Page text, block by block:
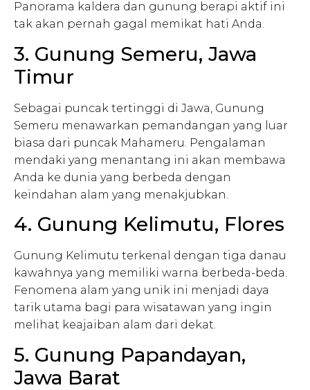
Panorama kaldera dan gunung berapi aktif ini
tak akan pernah gagal memikat hati Anda.
3. Gunung Semeru, Jawa
Timur
Sebagai puncak tertinggi di Jawa, Gunung
Semeru menawarkan pemandangan yang luar
biasa dari puncak Mahameru. Pengalaman
mendaki yang menantang ini akan membawa
Anda ke dunia yang berbeda dengan
keindahan alam yang menakjubkan.
4. Gunung Kelimutu, Flores
Gunung Kelimutu terkenal dengan tiga danau
kawahnya yang memiliki warna berbeda-beda.
Fenomena alam yang unik ini menjadi daya
tarik utama bagi para wisatawan yang ingin
melihat keajaiban alam dari dekat.
5. Gunung Papandayan,
Jawa Barat